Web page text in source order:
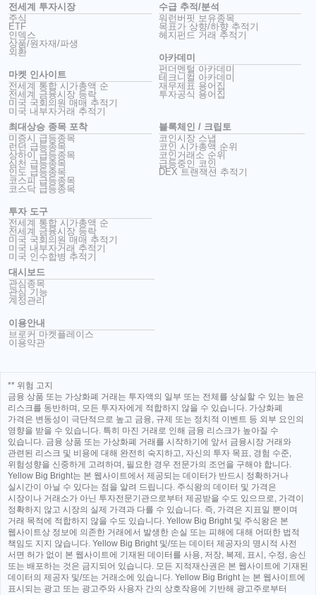
전세계 투자시장
주식
ETF
인덱스
상품/원자재/파생
외환
마켓 인사이트
전세계 통합 시가총액 순
전세계 금융시장 등락
미국 국회의원 매매 추적기
미국 내부자거래 추적기
수급 추적/분석
워런버핏 보유종목
목표가 상향/하향 추적기
헤지펀드 거래 추적기
아카데미
펀더멘털 아카데미
테크니컬 아카데미
재무제표 용어집
투자공식 용어집
최대상승 종목 포착
미증시 급등종목
런던 급등종목
상하이 급등종목
심천 급등종목
인도 급등종목
코스피 급등종목
코스닥 급등종목
투자 도구
전세계 통합 시가총액 순
전세계 금융시장 등락
미국 국회의원 매매 추적기
미국 내부자거래 추적기
미국 인수합병 추적기
블록체인 / 크립토
코인시장 스냅
코인 시가총액 순위
코인거래소 순위
급등중인 코인
DEX 트랜잭션 추적기
대시보드
관심종목
관심 기능
계정관리
이용안내
브로커 마켓플레이스
이용약관
** 위험 고지
금융 상품 또는 가상화폐 거래는 투자액의 일부 또는 전체를 상실할 수 있는 높은
리스크를 동반하며, 모든 투자자에게 적합하지 않을 수 있습니다. 가상화폐
가격은 변동성이 극단적으로 높고 금융, 규제 또는 정치적 이벤트 등 외부 요인의
영향을 받을 수 있습니다. 특히 마진 거래로 인해 금융 리스크가 높아질 수
있습니다. 금융 상품 또는 가상화폐 거래를 시작하기에 앞서 금융시장 거래와
관련된 리스크 및 비용에 대해 완전히 숙지하고, 자신의 투자 목표, 경험 수준,
위험성향을 신중하게 고려하며, 필요한 경우 전문가의 조언을 구해야 합니다.
Yellow Big Bright는 본 웹사이트에서 제공되는 데이터가 반드시 정확하거나
실시간이 아닐 수 있다는 점을 알려 드립니다. 주식왕의 데이터 및 가격은
시장이나 거래소가 아닌 투자전문기관으로부터 제공받을 수도 있으므로, 가격이
정확하지 않고 시장의 실제 가격과 다를 수 있습니다. 즉, 가격은 지표일 뿐이며
거래 목적에 적합하지 않을 수도 있습니다. Yellow Big Bright 및 주식왕은 본
웹사이트상 정보에 의존한 거래에서 발생한 손실 또는 피해에 대해 어떠한 법적
책임도 지지 않습니다. Yellow Big Bright 및/또는 데이터 제공자의 명시적 사전
서면 허가 없이 본 웹사이트에 기재된 데이터를 사용, 저장, 복제, 표시, 수정, 송신
또는 배포하는 것은 금지되어 있습니다. 모든 지적재산권은 본 웹사이트에 기재된
데이터의 제공자 및/또는 거래소에 있습니다. Yellow Big Bright 는 본 웹사이트에
표시되는 광고 또는 광고주와 사용자 간의 상호작용에 기반해 광고주로부터